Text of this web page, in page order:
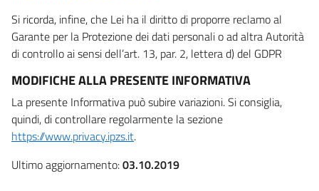
Si ricorda, infine, che Lei ha il diritto di proporre reclamo al
Garante per la Protezione dei dati personali o ad altra Autorità
di controllo ai sensi dell’art. 13, par. 2, lettera d) del GDPR
MODIFICHE ALLA PRESENTE INFORMATIVA
La presente Informativa può subire variazioni. Si consiglia,
quindi, di controllare regolarmente la sezione
https://www.privacy.ipzs.it.
Ultimo aggiornamento:03.10.2019